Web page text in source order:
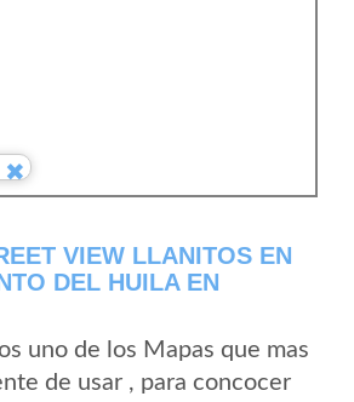
VIEW LLANITOS EN
DEL HUILA EN
uno de los Mapas que mas
de usar , para concocer